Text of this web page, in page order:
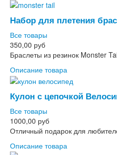
Набор для плетения
Все товары
350,00 руб
Браслеты из резинок Monster
Описание товара
Кулон с цепочкой
Все товары
1000,00 руб
Отличный подарок для
Описание товара